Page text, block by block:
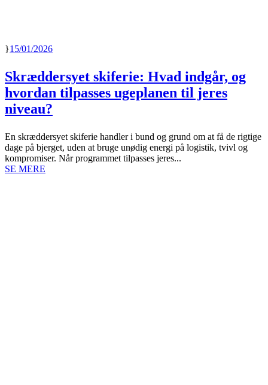
15/01/2026
Skræddersyet skiferie: Hvad indgår, og
hvordan tilpasses ugeplanen til jeres
niveau?
En skræddersyet skiferie handler i bund og grund om at få de rigtige
dage på bjerget, uden at bruge unødig energi på logistik, tvivl og
kompromiser. Når programmet tilpasses jeres...
SE MERE